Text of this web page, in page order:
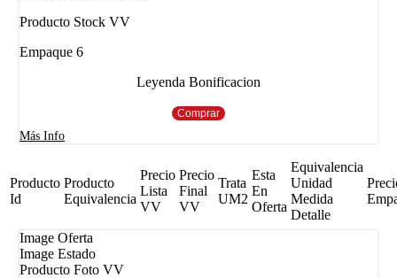
Producto Stock VV
Empaque 6
Leyenda Bonificacion
Comprar
Más Info
Producto
Id
Producto
Equivalencia
Precio
Lista
VV
Precio
Final
VV
Trata
UM2
Esta
En
Oferta
Equivalencia
Unidad
Medida
Detalle
Image Oferta
Image Estado
Producto Foto VV